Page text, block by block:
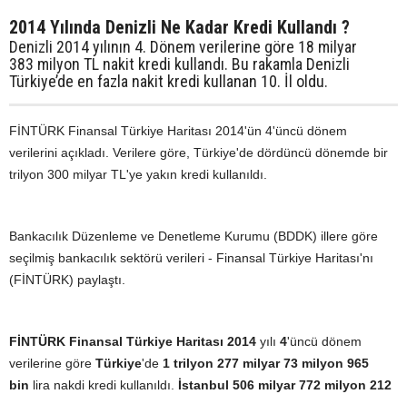
2014 Yılında Denizli Ne Kadar Kredi Kullandı ?
Denizli 2014 yılının 4. Dönem verilerine göre 18 milyar
383 milyon TL nakit kredi kullandı. Bu rakamla Denizli
Türkiye’de en fazla nakit kredi kullanan 10. İl oldu.
FİNTÜRK Finansal Türkiye Haritası 2014'ün 4'üncü dönem
verilerini açıkladı. Verilere göre, Türkiye'de dördüncü dönemde bir
trilyon 300 milyar TL'ye yakın kredi kullanıldı.
Bankacılık Düzenleme ve Denetleme Kurumu (BDDK) illere göre
seçilmiş bankacılık sektörü verileri - Finansal Türkiye Haritası'nı
(FİNTÜRK) paylaştı.
FİNTÜRK Finansal Türkiye Haritası 2014 yılı 4'üncü dönem
verilerine göre Türkiye'de 1 trilyon 277 milyar 73 milyon 965
bin lira nakdi kredi kullanıldı. İstanbul 506 milyar 772 milyon 212